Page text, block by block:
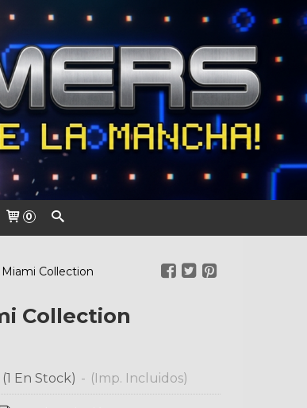
0
Collection
Collection
(1 En Stock) - (Imp. Incluidos)